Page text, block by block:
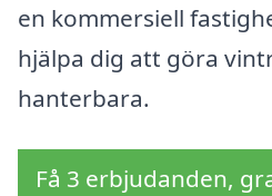
en kommersiell
hjälpa dig att göra
hanterbara.
Få 3 erbjudanden,